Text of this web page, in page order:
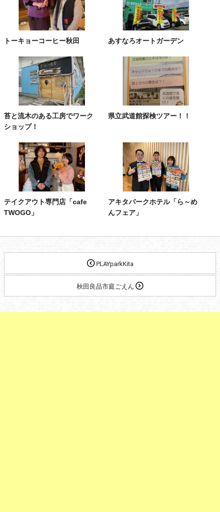
トーキョーコーヒー秋田 あすなろオートガーデン
苔と流木のある工房でワーク
ショップ！
県立武道館探検ツアー！！
テイクアウト専門店「cafe
TWOGO」
アキタパークホテル「ら～め
んフェア」
PLAYparkKita
秋田良品市庭ごえん